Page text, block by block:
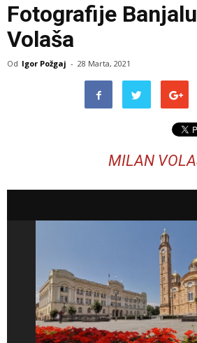
Fotografije
Volaša
Od Igor Požgaj - 28 Marta, 2021
MILAN